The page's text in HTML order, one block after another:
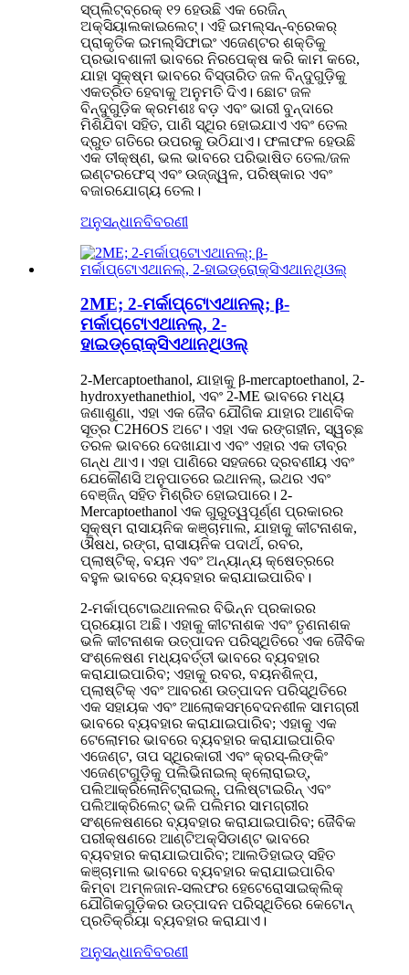
ସ୍ପ୍ଲିଟ୍‌ବ୍ରେକ୍ ୧୨ ହେଉଛି ଏକ ରେଜିନ୍
ଅକ୍ସିୟାଲକାଇଲେଟ୍। ଏହି ଇମଲ୍ସନ୍-ବ୍ରେକର୍
ପ୍ରାକୃତିକ ଇମଲ୍ସିଫାଇଂ ଏଜେଣ୍ଟର ଶକ୍ତିକୁ
ପ୍ରଭାବଶାଳୀ ଭାବରେ ନିରପେକ୍ଷ କରି କାମ କରେ,
ଯାହା ସୂକ୍ଷ୍ମ ଭାବରେ ବିସ୍ତାରିତ ଜଳ ବିନ୍ଦୁଗୁଡ଼ିକୁ
ଏକତ୍ରିତ ହେବାକୁ ଅନୁମତି ଦିଏ। ଛୋଟ ଜଳ
ବିନ୍ଦୁଗୁଡ଼ିକ କ୍ରମଶଃ ବଡ଼ ଏବଂ ଭାରୀ ବୁନ୍ଦାରେ
ମିଶିଯିବା ସହିତ, ପାଣି ସ୍ଥିର ହୋଇଯାଏ ଏବଂ ତେଲ
ଦ୍ରୁତ ଗତିରେ ଉପରକୁ ଉଠିଯାଏ। ଫଳାଫଳ ହେଉଛି
ଏକ ତୀକ୍ଷ୍ଣ, ଭଲ ଭାବରେ ପରିଭାଷିତ ତେଲ/ଜଳ
ଇଣ୍ଟରଫେସ୍ ଏବଂ ଉଜ୍ଜ୍ୱଳ, ପରିଷ୍କାର ଏବଂ
ବଜାରଯୋଗ୍ୟ ତେଲ।
ଅନୁସନ୍ଧାନବିବରଣୀ
2ME; 2-ମର୍କାପ୍ଟୋଏଥାନଲ୍; β-
ମର୍କାପ୍ଟୋଏଥାନଲ୍, 2-
ହାଇଡ୍ରୋକ୍ସିଏଥାନଥିଓଲ୍
2-Mercaptoethanol, ଯାହାକୁ β-mercaptoethanol, 2-
hydroxyethanethiol, ଏବଂ 2-ME ଭାବରେ ମଧ୍ୟ
ଜଣାଶୁଣା, ଏହା ଏକ ଜୈବ ଯୌଗିକ ଯାହାର ଆଣବିକ
ସୂତ୍ର C2H6OS ଅଟେ। ଏହା ଏକ ରଙ୍ଗହୀନ, ସ୍ୱଚ୍ଛ
ତରଳ ଭାବରେ ଦେଖାଯାଏ ଏବଂ ଏହାର ଏକ ତୀବ୍ର
ଗନ୍ଧ ଥାଏ। ଏହା ପାଣିରେ ସହଜରେ ଦ୍ରବଣୀୟ ଏବଂ
ଯେକୌଣସି ଅନୁପାତରେ ଇଥାନଲ୍, ଇଥର ଏବଂ
ବେଞ୍ଜିନ୍ ସହିତ ମିଶ୍ରିତ ହୋଇପାରେ। 2-
Mercaptoethanol ଏକ ଗୁରୁତ୍ୱପୂର୍ଣ୍ଣ ପ୍ରକାରର
ସୂକ୍ଷ୍ମ ରାସାୟନିକ କଞ୍ଚାମାଲ, ଯାହାକୁ କୀଟନାଶକ,
ଔଷଧ, ରଙ୍ଗ, ରାସାୟନିକ ପଦାର୍ଥ, ରବର,
ପ୍ଲାଷ୍ଟିକ୍, ବୟନ ଏବଂ ଅନ୍ୟାନ୍ୟ କ୍ଷେତ୍ରରେ
ବହୁଳ ଭାବରେ ବ୍ୟବହାର କରାଯାଇପାରିବ।
2-ମର୍କାପ୍ଟୋଇଥାନଲର ବିଭିନ୍ନ ପ୍ରକାରର
ପ୍ରୟୋଗ ଅଛି। ଏହାକୁ କୀଟନାଶକ ଏବଂ ତୃଣନାଶକ
ଭଳି କୀଟନାଶକ ଉତ୍ପାଦନ ପରିସ୍ଥିତିରେ ଏକ ଜୈବିକ
ସଂଶ୍ଳେଷଣ ମଧ୍ୟବର୍ତ୍ତୀ ଭାବରେ ବ୍ୟବହାର
କରାଯାଇପାରିବ; ଏହାକୁ ରବର, ବୟନଶିଳ୍ପ,
ପ୍ଲାଷ୍ଟିକ୍ ଏବଂ ଆବରଣ ଉତ୍ପାଦନ ପରିସ୍ଥିତିରେ
ଏକ ସହାୟକ ଏବଂ ଆଲୋକସମ୍ବେଦନଶୀଳ ସାମଗ୍ରୀ
ଭାବରେ ବ୍ୟବହାର କରାଯାଇପାରିବ; ଏହାକୁ ଏକ
ଟେଲୋମର ଭାବରେ ବ୍ୟବହାର କରାଯାଇପାରିବ
ଏଜେଣ୍ଟ, ତାପ ସ୍ଥିରକାରୀ ଏବଂ କ୍ରସ୍-ଲିଙ୍କିଂ
ଏଜେଣ୍ଟଗୁଡ଼ିକୁ ପଲିଭିନାଇଲ୍ କ୍ଲୋରାଇଡ୍,
ପଲିଆକ୍ରିଲୋନିଟ୍ରାଇଲ୍, ପଲିଷ୍ଟାଇରିନ୍ ଏବଂ
ପଲିଆକ୍ରିଲେଟ୍ ଭଳି ପଲିମର ସାମଗ୍ରୀର
ସଂଶ୍ଳେଷଣରେ ବ୍ୟବହାର କରାଯାଇପାରିବ; ଜୈବିକ
ପରୀକ୍ଷଣରେ ଆଣ୍ଟିଅକ୍ସିଡାଣ୍ଟ ଭାବରେ
ବ୍ୟବହାର କରାଯାଇପାରିବ; ଆଲଡିହାଇଡ୍ ସହିତ
କଞ୍ଚାମାଲ ଭାବରେ ବ୍ୟବହାର କରାଯାଇପାରିବ
କିମ୍ବା ଅମ୍ଳଜାନ-ସଲଫର ହେଟେରୋସାଇକ୍ଲିକ୍
ଯୌଗିକଗୁଡ଼ିକର ଉତ୍ପାଦନ ପରିସ୍ଥିତିରେ କେଟୋନ୍
ପ୍ରତିକ୍ରିୟା ବ୍ୟବହାର କରାଯାଏ।
ଅନୁସନ୍ଧାନବିବରଣୀ